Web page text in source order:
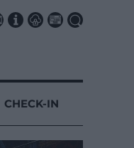
CHECK-IN